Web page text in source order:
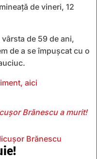
de vineri, 12
de 59 de ani,
de a se împuşcat cu o
aici
Brănescu a murit!
Brănescu